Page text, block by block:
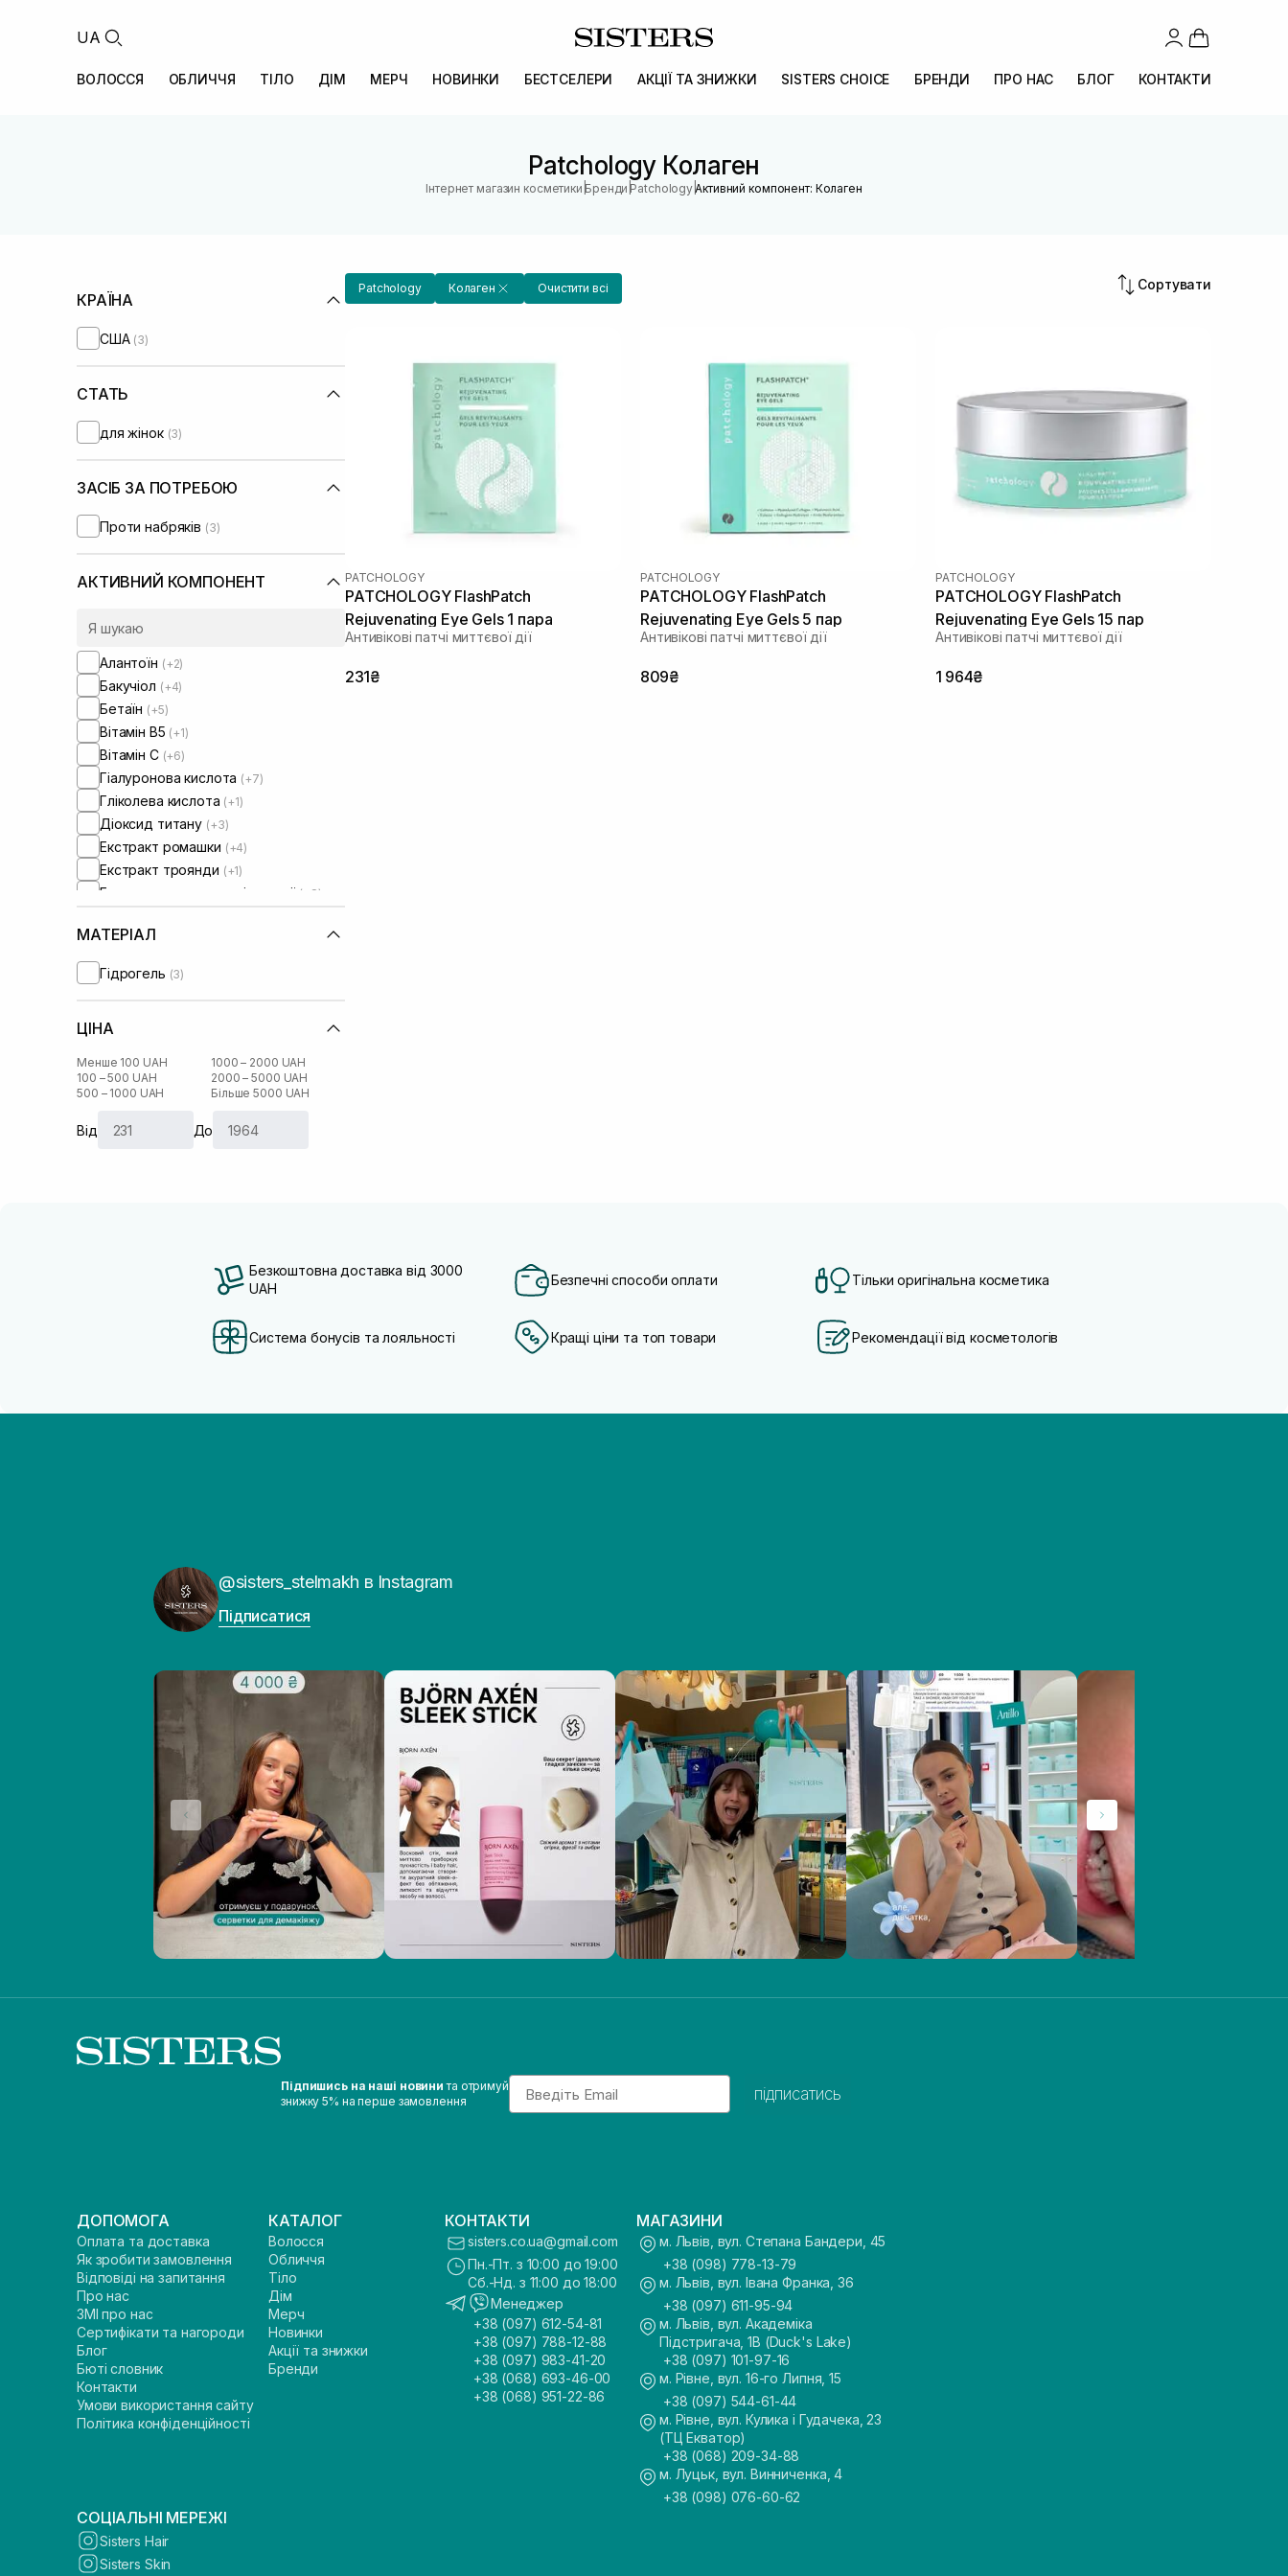
UA
ВОЛОССЯ ОБЛИЧЧЯ ТІЛО ДІМ МЕРЧ НОВИНКИ БЕСТСЕЛЕРИ АКЦІЇ ТА ЗНИЖКИ SISTERS CHOICE БРЕНДИ ПРО НАС БЛОГ КОНТАКТИ
Patchology Колаген
Інтернет магазин косметики |Бренди |Patchology |Активний компонент: Колаген
КРАЇНА
США (3)
СТАТЬ
для жінок (3)
ЗАСІБ ЗА ПОТРЕБОЮ
Проти набряків (3)
АКТИВНИЙ КОМПОНЕНТ
Алантоїн (+2)
Бакучіол (+4)
Бетаїн (+5)
Вітамін B5 (+1)
Вітамін C (+6)
Гіалуронова кислота (+7)
Гліколева кислота (+1)
Діоксид титану (+3)
Екстракт ромашки (+4)
Екстракт троянди (+1)
Екстракт центелли азіатської (+8)
Колаген
Кофеїн
Ніацинамід
Пантенол
Пептиди (+2)
Ресвератрол (+6)
МАТЕРІАЛ
Гідрогель (3)
ЦІНА
Менше 100 UAH
100 – 500 UAH
500 – 1000 UAH
1000 – 2000 UAH
2000 – 5000 UAH
Більше 5000 UAH
Від До
Patchology Колаген Очистити всі Сортувати
PATCHOLOGY
PATCHOLOGY FlashPatch
Rejuvenating Eye Gels 1 пара
Антивікові патчі миттєвої дії
231₴
PATCHOLOGY
PATCHOLOGY FlashPatch
Rejuvenating Eye Gels 5 пар
Антивікові патчі миттєвої дії
809₴
PATCHOLOGY
PATCHOLOGY FlashPatch
Rejuvenating Eye Gels 15 пар
Антивікові патчі миттєвої дії
1 964₴
Безкоштовна доставка від 3000
UAH
Безпечні способи оплати Тільки оригінальна косметика
Система бонусів та лояльності Кращі ціни та топ товари Рекомендації від косметологів
@sisters_stelmakh в Instagram
Підписатися
Підпишись на наші новини та отримуй
знижку 5% на перше замовлення
Email
підписатись
ДОПОМОГА
Оплата та доставка
Як зробити замовлення
Відповіді на запитання
Про нас
ЗМІ про нас
Сертифікати та нагороди
Блог
Бюті словник
Контакти
Умови використання сайту
Політика конфіденційності
КАТАЛОГ
Волосся
Обличчя
Тіло
Дім
Мерч
Новинки
Акції та знижки
Бренди
КОНТАКТИ
sisters.co.ua@gmail.com
Пн.-Пт. з 10:00 до 19:00
Сб.-Нд. з 11:00 до 18:00
Менеджер
+38 (097) 612-54-81
+38 (097) 788-12-88
+38 (097) 983-41-20
+38 (068) 693-46-00
+38 (068) 951-22-86
МАГАЗИНИ
м. Львів, вул. Степана Бандери, 45
+38 (098) 778-13-79
м. Львів, вул. Івана Франка, 36
+38 (097) 611-95-94
м. Львів, вул. Академіка
Підстригача, 1В (Duck's Lake)
+38 (097) 101-97-16
м. Рівне, вул. 16-го Липня, 15
+38 (097) 544-61-44
м. Рівне, вул. Кулика і Гудачека, 23
(ТЦ Екватор)
+38 (068) 209-34-88
м. Луцьк, вул. Винниченка, 4
+38 (098) 076-60-62
СОЦІАЛЬНІ МЕРЕЖІ
Sisters Hair
Sisters Skin